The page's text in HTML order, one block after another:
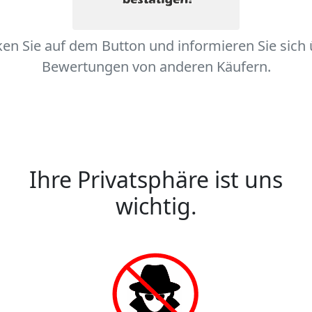
Sie auf dem Button und informieren Sie sich
Bewertungen von anderen Käufern.
Ihre Privatsphäre ist uns
wichtig.